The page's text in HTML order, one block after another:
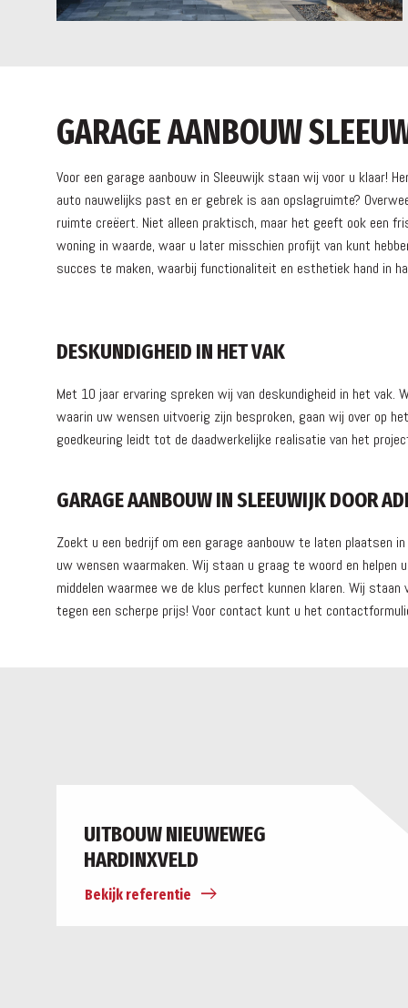
GARAGE AANBOUW
Voor een garage aanbouw in Sleeuwijk staan wij voor u klaar!
auto nauwelijks past en er gebrek is aan opslagruimte?
ruimte creëert. Niet alleen praktisch, maar het geeft ook een
woning in waarde, waar u later misschien profijt van kunt
succes te maken, waarbij functionaliteit en esthetiek hand in
DESKUNDIGHEID IN HET VAK
Met 10 jaar ervaring spreken wij van deskundigheid in het vak.
waarin uw wensen uitvoerig zijn besproken, gaan wij over op
goedkeuring leidt tot de daadwerkelijke realisatie van het
GARAGE AANBOUW IN SLEEUWIJK DOOR
Zoekt u een bedrijf om een garage aanbouw te laten plaatsen
uw wensen waarmaken. Wij staan u graag te woord en helpen
middelen waarmee we de klus perfect kunnen klaren. Wij
tegen een scherpe prijs! Voor contact kunt u het
UITBOUW NIEUWEWEG
HARDINXVELD
Bekijk referentie